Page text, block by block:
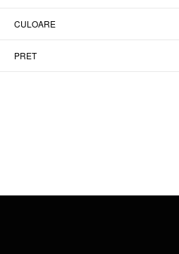
CULOARE
PRET